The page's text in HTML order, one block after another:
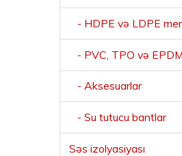
- HDPE və LDPE
- PVC, TPO və
- Aksesuarlar
- Su tutucu bantlar
Səs izolyasiyası